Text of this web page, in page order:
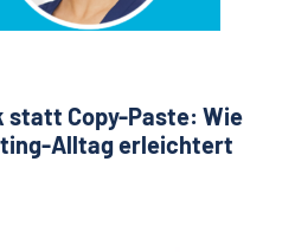
statt Copy-Paste: Wie
Alltag erleichtert